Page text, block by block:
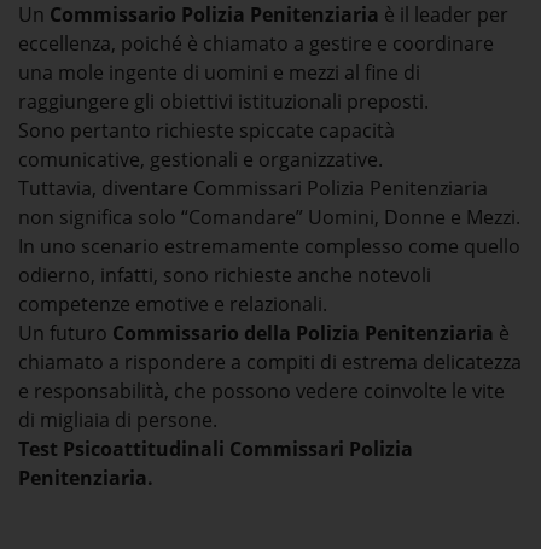
Un Commissario Polizia Penitenziaria è il leader per
eccellenza, poiché è chiamato a gestire e coordinare
una mole ingente di uomini e mezzi al fine di
raggiungere gli obiettivi istituzionali preposti.
Sono pertanto richieste spiccate capacità
comunicative, gestionali e organizzative.
Tuttavia, diventare Commissari Polizia Penitenziaria
non significa solo “Comandare” Uomini, Donne e Mezzi.
In uno scenario estremamente complesso come quello
odierno, infatti, sono richieste anche notevoli
competenze emotive e relazionali.
Un futuro Commissario della Polizia Penitenziaria è
chiamato a rispondere a compiti di estrema delicatezza
e responsabilità, che possono vedere coinvolte le vite
di migliaia di persone.
Test Psicoattitudinali Commissari Polizia
Penitenziaria.